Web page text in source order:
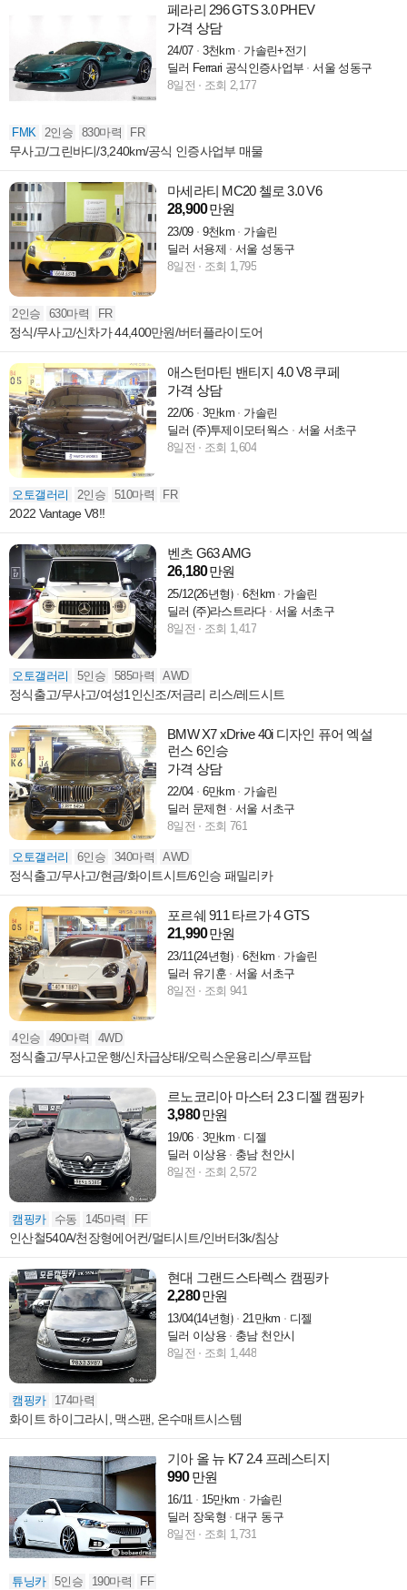
페라리 296 GTS 3.0 PHEV
가격 상담
24/07 3천km
가솔린+전기
딜러 Ferrari 공식인증사업부
서울 성동구
8일전
조회 2,177
FMK 2인승 830마력 FR
무사고/그린바디/3,240km/공식 인증사업부 매물
마세라티 MC20 첼로 3.0 V6
28,900만원
23/09 9천km
가솔린
딜러 서용제
서울 성동구
8일전
조회 1,795
2인승 630마력 FR
정식/무사고/신차가 44,400만원/버터플라이도어
애스턴마틴 밴티지 4.0 V8 쿠페
가격 상담
22/06 3만km
가솔린
딜러 (주)투제이모터웍스
서울 서초구
8일전
조회 1,604
오토갤러리 2인승 510마력 FR
2022 Vantage V8!!
벤츠 G63 AMG
26,180만원
25/12(26년형) 6천km
가솔린
딜러 (주)라스트라다
서울 서초구
8일전
조회 1,417
오토갤러리 5인승 585마력 AWD
정식출고/무사고/여성1인신조/저금리 리스/레드시트
BMW X7 xDrive 40i 디자인 퓨어 엑설
런스 6인승
가격 상담
22/04 6만km
가솔린
딜러 문제현
서울 서초구
8일전
조회 761
오토갤러리 6인승 340마력 AWD
정식출고/무사고/현금/화이트시트/6인승 패밀리카
포르쉐 911 타르가 4 GTS
21,990만원
23/11(24년형) 6천km
가솔린
딜러 유기훈
서울 서초구
8일전
조회 941
4인승 490마력 4WD
정식출고/무사고운행/신차급상태/오릭스운용리스/루프탑
르노코리아 마스터 2.3 디젤 캠핑카
3,980만원
19/06 3만km
디젤
딜러 이상용
충남 천안시
8일전
조회 2,572
캠핑카 수동 145마력 FF
인산철540A/천장형에어컨/멀티시트/인버터3k/침상
현대 그랜드스타렉스 캠핑카
2,280만원
13/04(14년형) 21만km
디젤
딜러 이상용
충남 천안시
8일전
조회 1,448
캠핑카 174마력
화이트 하이그라시, 맥스팬, 온수매트시스템
기아 올 뉴 K7 2.4 프레스티지
990만원
16/11 15만km
가솔린
딜러 장욱형
대구 동구
8일전
조회 1,731
튜닝카 5인승 190마력 FF